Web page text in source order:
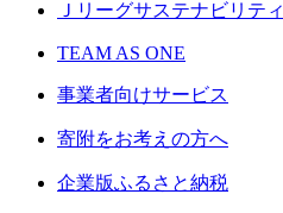
Ｊリーグサステナビリティ
TEAM AS ONE
事業者向けサービス
寄附をお考えの方へ
企業版ふるさと納税